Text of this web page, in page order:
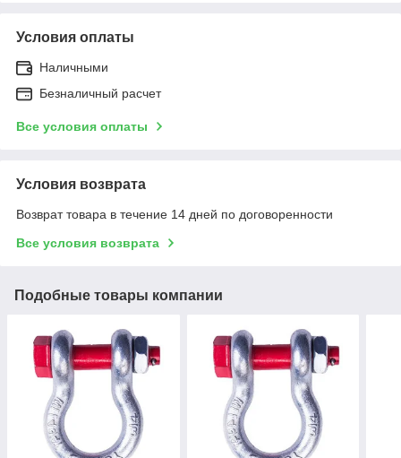
Условия оплаты
Наличными
Безналичный расчет
Все условия оплаты
Условия возврата
Возврат товара в течение 14 дней по договоренности
Все условия возврата
Подобные товары компании